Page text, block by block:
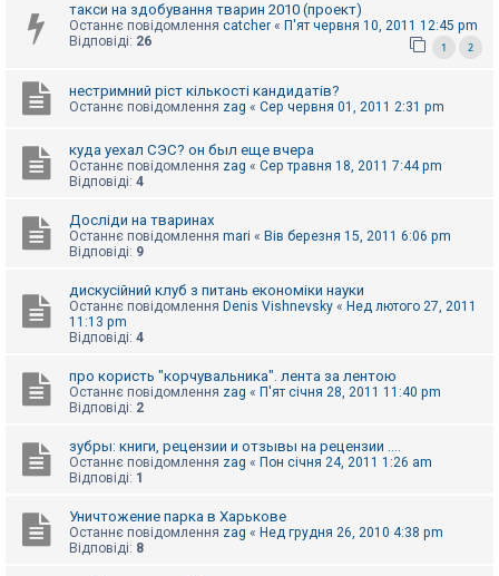
такси на здобування тварин 2010 (проект)
Останнє повідомлення catcher « П'ят червня 10, 2011 12:45 pm
Відповіді: 26 1 2
нестримний ріст кількості кандидатів?
Останнє повідомлення zag « Сер червня 01, 2011 2:31 pm
куда уехал СЭС? он был еще вчера
Останнє повідомлення zag « Сер травня 18, 2011 7:44 pm
Відповіді: 4
Досліди на тваринах
Останнє повідомлення mari « Вів березня 15, 2011 6:06 pm
Відповіді: 9
дискусійний клуб з питань економіки науки
Останнє повідомлення Denis Vishnevsky « Нед лютого 27, 2011
11:13 pm
Відповіді: 4
про користь "корчувальника". лента за лентою
Останнє повідомлення zag « П'ят січня 28, 2011 11:40 pm
Відповіді: 2
зубры: книги, рецензии и отзывы на рецензии ....
Останнє повідомлення zag « Пон січня 24, 2011 1:26 am
Відповіді: 1
Уничтожение парка в Харькове
Останнє повідомлення zag « Нед грудня 26, 2010 4:38 pm
Відповіді: 8